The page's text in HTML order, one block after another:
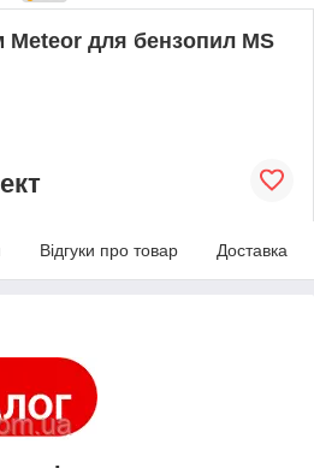
для бензопил MS
Відгуки про товар Доставка